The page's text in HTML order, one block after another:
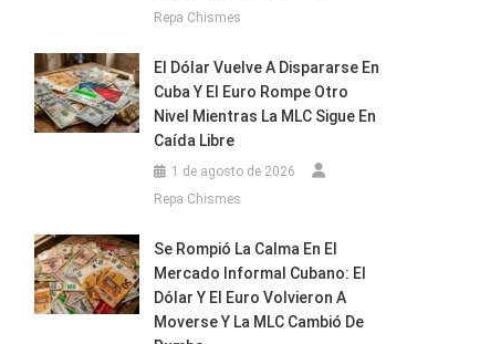
Repa Chismes
El Dólar Vuelve A Dispararse En
Cuba Y El Euro Rompe Otro
Nivel Mientras La MLC Sigue En
Caída Libre
1 de agosto de 2026
Repa Chismes
Se Rompió La Calma En El
Mercado Informal Cubano: El
Dólar Y El Euro Volvieron A
Moverse Y La MLC Cambió De